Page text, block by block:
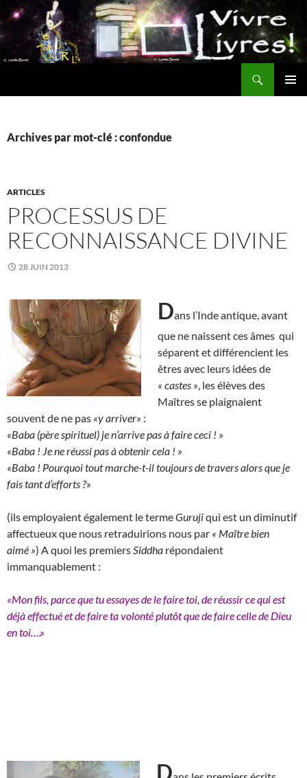
Aller
au
contenu
Archives par mot-clé : confondue
ARTICLES
PROCESSUS DE
RECONNAISSANCE DIVINE
28 JUIN 2013
Dans l’Inde antique, avant
que ne naissent ces âmes qui
séparent et différencient les
êtres avec leurs idées de
« castes » , les élèves des
Maîtres se plaignaient
souvent de ne pas «y arriver» :
«Baba (père spirituel) je n’arrive pas à faire ceci ! »
«Baba ! Je ne réussi pas à obtenir cela ! »
«Baba ! Pourquoi tout marche-t-il toujours de travers alors que je
fais tant d’efforts ?»
(ils employaient également le termeGurujiqui est un diminutif
affectueux que nous retraduirions nous par « Maître bien
aimé ») A quoi les premiers Siddha répondaient
immanquablement :
«Mon fils, parce que tu essayes de le faire toi, de réussir ce qui est
déjà effectué et de faire ta volonté plutôt que de faire celle de Dieu
en toi….»
D